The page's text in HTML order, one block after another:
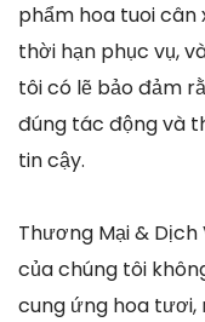
phẩm hoa tuoi
thời hạn phục vụ,
tôi có lẽ bảo đảm
đúng tác động và
tin cậy.
Thương Mại &
của chúng tôi
cung ứng hoa